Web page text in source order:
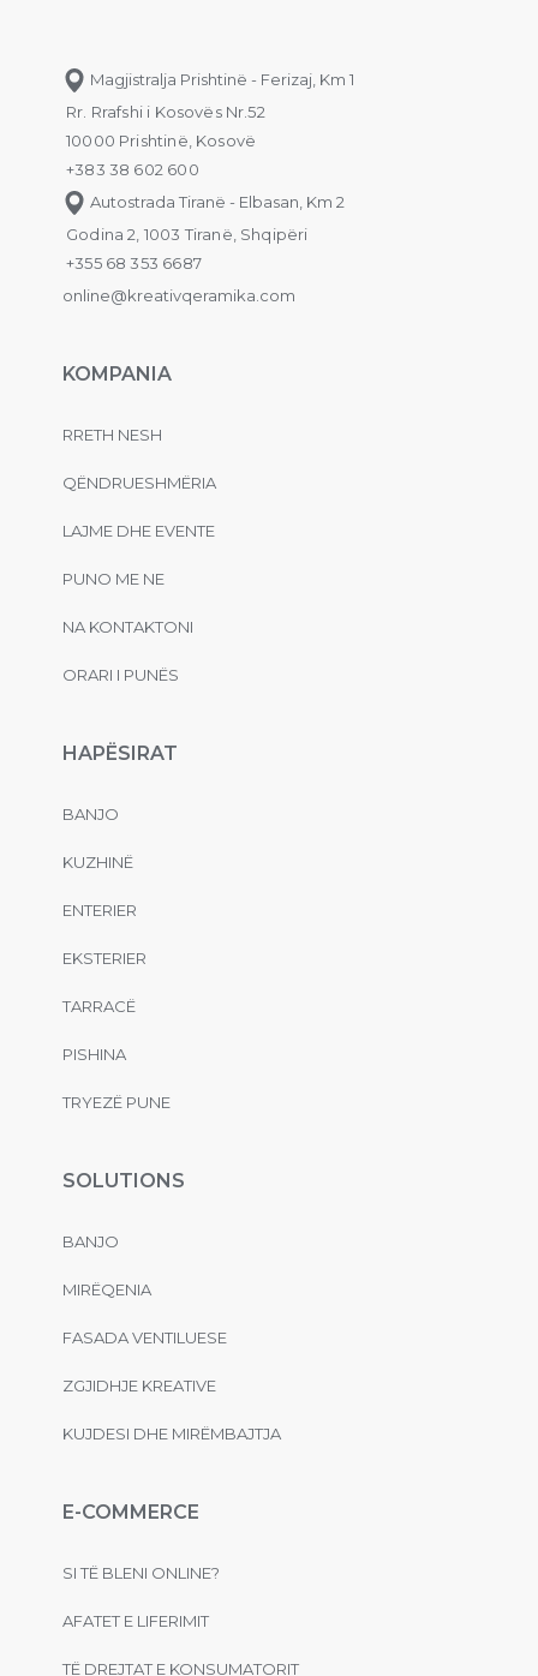
Magjistralja Prishtinë - Ferizaj, Km 1
Rr. Rrafshi i Kosovës Nr.52
10000 Prishtinë, Kosovë
+383 38 602 600
Autostrada Tiranë - Elbasan, Km 2
Godina 2, 1003 Tiranë, Shqipëri
+355 68 353 6687
online@kreativqeramika.com
KOMPANIA
RRETH NESH
QËNDRUESHMËRIA
LAJME DHE EVENTE
PUNO ME NE
NA KONTAKTONI
ORARI I PUNËS
HAPËSIRAT
BANJO
KUZHINË
ENTERIER
EKSTERIER
TARRACË
PISHINA
TRYEZË PUNE
SOLUTIONS
BANJO
MIRËQENIA
FASADA VENTILUESE
ZGJIDHJE KREATIVE
KUJDESI DHE MIRËMBAJTJA
E-COMMERCE
SI TË BLENI ONLINE?
AFATET E LIFERIMIT
TË DREJTAT E KONSUMATORIT